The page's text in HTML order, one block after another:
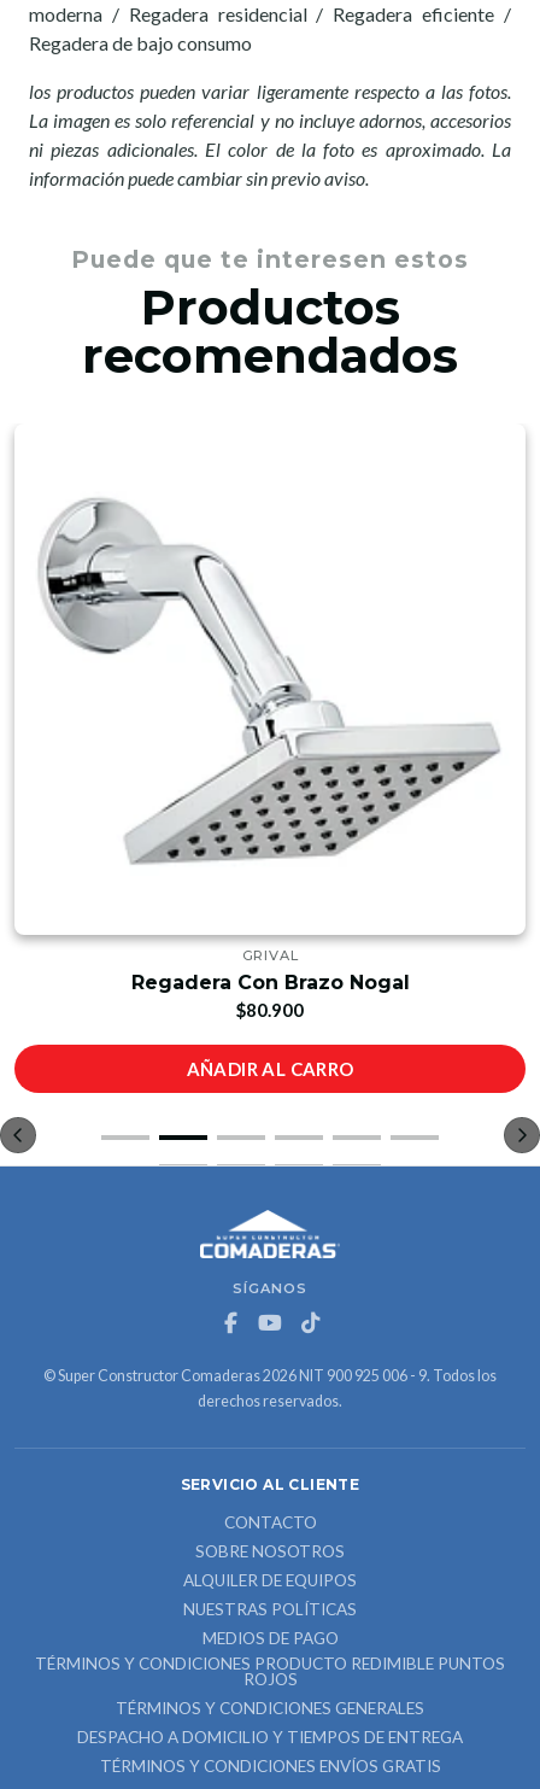
moderna / Regadera residencial / Regadera eficiente /
Regadera de bajo consumo
los productos pueden variar ligeramente respecto a las fotos.
La imagen es solo referencial y no incluye adornos, accesorios
ni piezas adicionales. El color de la foto es aproximado. La
información puede cambiar sin previo aviso.
Puede que te interesen estos
Productos
recomendados
GRIVAL
Regadera Con Brazo Nogal
$80.900
AÑADIR AL CARRO
SÍGANOS
© Super Constructor Comaderas 2026 NIT 900 925 006 - 9. Todos los
derechos reservados.
SERVICIO AL CLIENTE
CONTACTO
SOBRE NOSOTROS
ALQUILER DE EQUIPOS
NUESTRAS POLÍTICAS
MEDIOS DE PAGO
TÉRMINOS Y CONDICIONES PRODUCTO REDIMIBLE PUNTOS
ROJOS
TÉRMINOS Y CONDICIONES GENERALES
DESPACHO A DOMICILIO Y TIEMPOS DE ENTREGA
TÉRMINOS Y CONDICIONES ENVÍOS GRATIS